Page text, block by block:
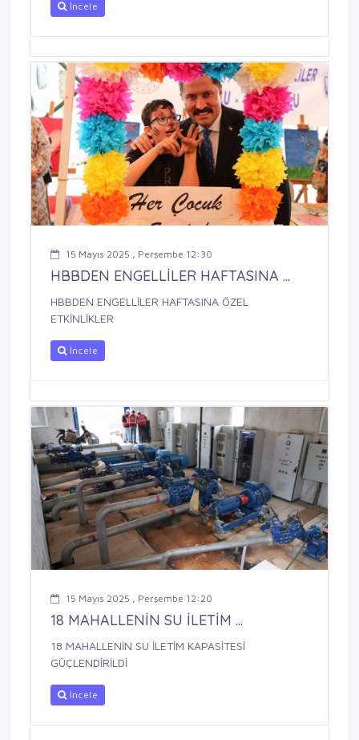
İncele
15 Mayıs 2025 , Perşembe 12:30
HBBDEN ENGELLİLER HAFTASINA ...
HBBDEN ENGELLİLER HAFTASINA ÖZEL
ETKİNLİKLER
İncele
15 Mayıs 2025 , Perşembe 12:20
18 MAHALLENİN SU İLETİM ...
18 MAHALLENİN SU İLETİM KAPASİTESİ
GÜÇLENDİRİLDİ
İncele